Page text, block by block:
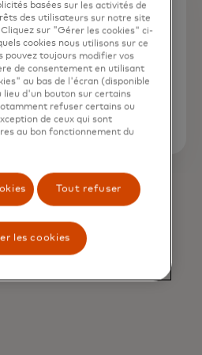
%
prêts pour la clé
3
basées sur les activités de
des utilisateurs sur notre site
sur "Gérer les cookies" ci-
cookies nous utilisons sur ce
pouvez toujours modifier vos
de consentement en utilisant
au bas de l'écran (disponible
lieu d'un bouton sur certains
refuser certains ou
de ceux qui sont
au bon fonctionnement du
Tout refuser
les cookies